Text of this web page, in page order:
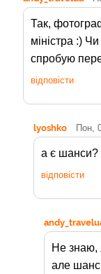
Так,
міністра :)
спробую
відповісти
lyoshko Пон,
а є шанси?
відповісти
Не знаю,
але